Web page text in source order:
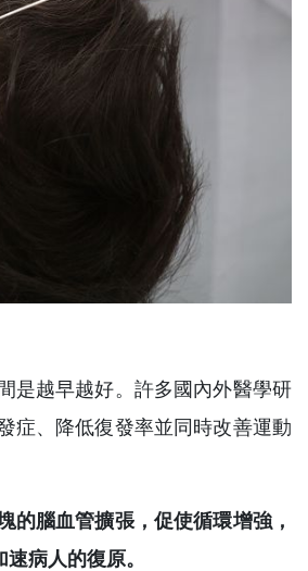
是越早越好。許多國內外醫學研
症、降低復發率並同時改善運動
的腦血管擴張，促使循環增強，
病人的復原。